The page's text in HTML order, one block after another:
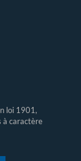
loi 1901,
à caractère